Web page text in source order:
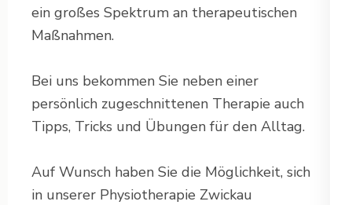
ein großes Spektrum an therapeutischen
Maßnahmen.
Bei uns bekommen Sie neben einer
persönlich zugeschnittenen Therapie auch
Tipps, Tricks und Übungen für den Alltag.
Auf Wunsch haben Sie die Möglichkeit, sich
in unserer Physiotherapie Zwickau